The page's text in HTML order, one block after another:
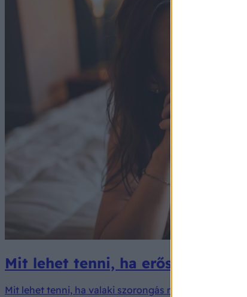
Mit lehet tenni, ha erős
Mit lehet tenni, ha valaki szorongás miatt képtelen az